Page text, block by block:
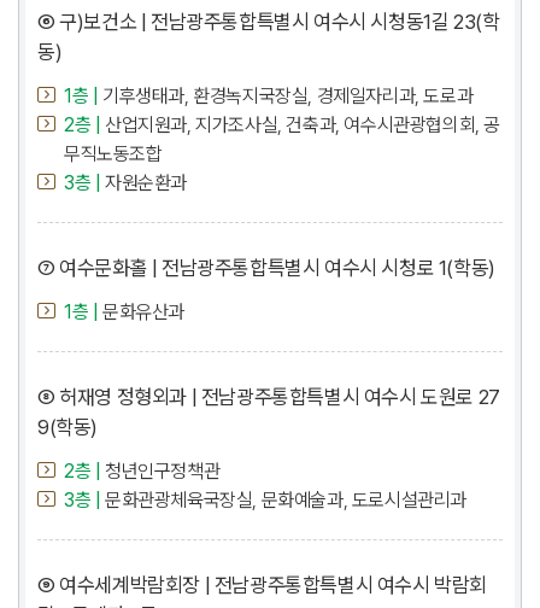
⑥ 구)보건소 | 전남광주통합특별시 여수시 시청동1길 23(학
동)
1층 |
기후생태과, 환경녹지국장실, 경제일자리과, 도로과
2층 |
산업지원과, 지가조사실, 건축과, 여수시관광협의회, 공
무직노동조합
3층 |
자원순환과
⑦ 여수문화홀 | 전남광주통합특별시 여수시 시청로 1(학동)
1층 | 문화유산과
⑧ 허재영 정형외과 | 전남광주통합특별시 여수시 도원로 27
9(학동)
2층 |
청년인구정책관
3층 |
문화관광체육국장실, 문화예술과, 도로시설관리과
⑨ 여수세계박람회장 | 전남광주통합특별시 여수시 박람회